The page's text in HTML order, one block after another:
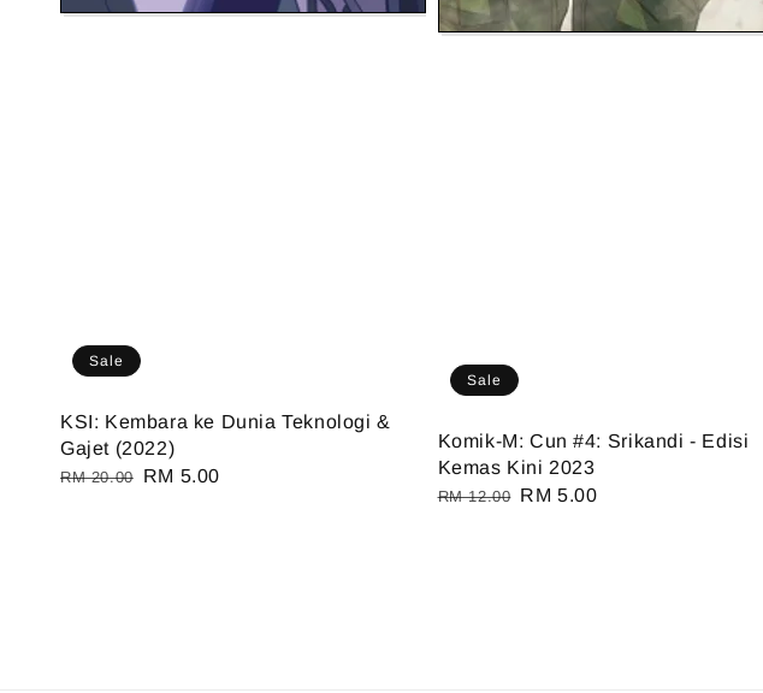
Sale
KSI: Kembara ke Dunia Teknologi &
Gajet (2022)
Regular
RM 20.00
Sale
RM 5.00
Sale
Komik-M: Cun #4: Srikandi - Edisi
Kemas Kini 2023
Regular
RM 12.00
Sale
RM 5.00